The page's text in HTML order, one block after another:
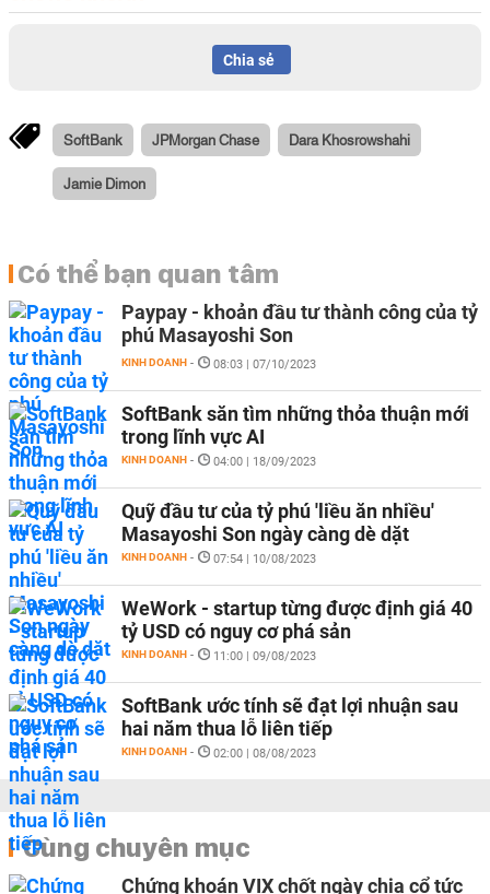
Chia sẻ
SoftBank JPMorgan Chase Dara Khosrowshahi
Jamie Dimon
Có thể bạn quan tâm
Paypay - khoản đầu tư thành công của tỷ
phú Masayoshi Son
KINH DOANH - 08:03 | 07/10/2023
SoftBank săn tìm những thỏa thuận mới
trong lĩnh vực AI
KINH DOANH - 04:00 | 18/09/2023
Quỹ đầu tư của tỷ phú 'liều ăn nhiều'
Masayoshi Son ngày càng dè dặt
KINH DOANH - 07:54 | 10/08/2023
WeWork - startup từng được định giá 40
tỷ USD có nguy cơ phá sản
KINH DOANH - 11:00 | 09/08/2023
SoftBank ước tính sẽ đạt lợi nhuận sau
hai năm thua lỗ liên tiếp
KINH DOANH - 02:00 | 08/08/2023
Cùng chuyên mục
Chứng khoán VIX chốt ngày chia cổ tức